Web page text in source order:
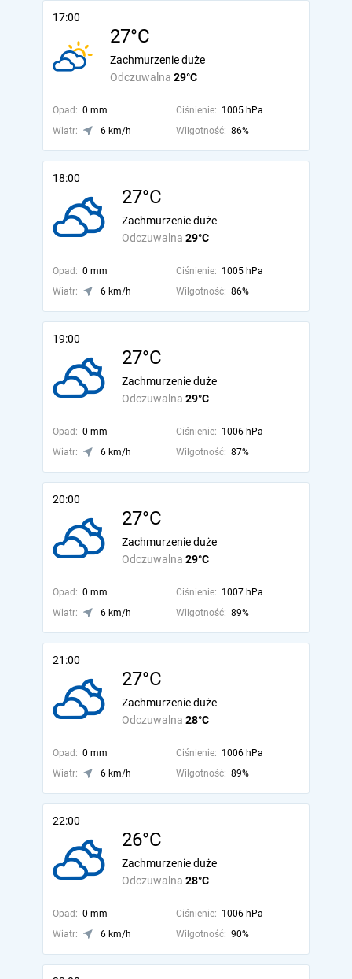
17:00
27°C
Odczuwalna 29°C
Zachmurzenie duże
Opad: 0 mm Ciśnienie: 1005 hPa
Wiatr:
6 km/h Wilgotność: 86%
18:00
27°C
Odczuwalna 29°C
Zachmurzenie duże
Opad: 0 mm Ciśnienie: 1005 hPa
Wiatr:
6 km/h Wilgotność: 86%
19:00
27°C
Odczuwalna 29°C
Zachmurzenie duże
Opad: 0 mm Ciśnienie: 1006 hPa
Wiatr:
6 km/h Wilgotność: 87%
20:00
27°C
Odczuwalna 29°C
Zachmurzenie duże
Opad: 0 mm Ciśnienie: 1007 hPa
Wiatr:
6 km/h Wilgotność: 89%
21:00
27°C
Odczuwalna 28°C
Zachmurzenie duże
Opad: 0 mm Ciśnienie: 1006 hPa
Wiatr:
6 km/h Wilgotność: 89%
22:00
26°C
Odczuwalna 28°C
Zachmurzenie duże
Opad: 0 mm Ciśnienie: 1006 hPa
Wiatr:
6 km/h Wilgotność: 90%